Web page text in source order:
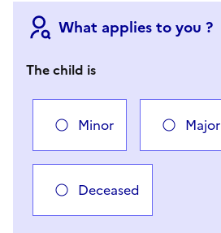
What applies to you ?
The child is
Minor Major
Deceased